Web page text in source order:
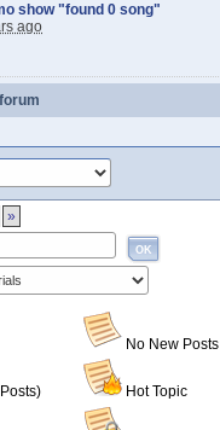
show "found 0 song"
ago
»
OK
No New Posts
Hot Topic